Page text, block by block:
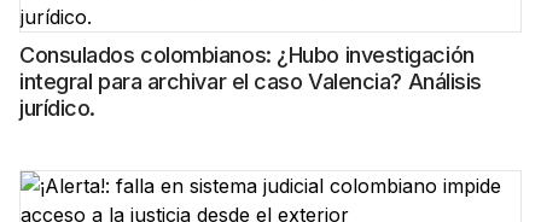
Consulados colombianos: ¿Hubo investigación
integral para archivar el caso Valencia? Análisis
jurídico.